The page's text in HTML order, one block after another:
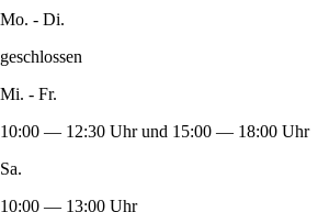
Mo. - Di.
geschlossen
Mi. - Fr.
10:00 — 12:30 Uhr und 15:00 — 18:00 Uhr
Sa.
10:00 — 13:00 Uhr